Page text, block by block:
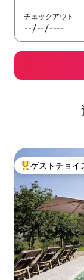
チェックアウト
大好評のゲスト
ゲストチョイ